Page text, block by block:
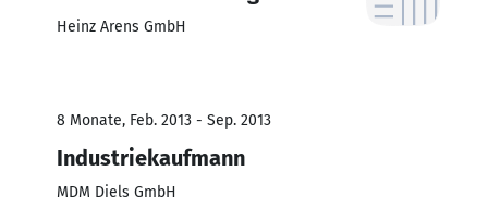
Heinz Arens GmbH
8 Monate, Feb. 2013 - Sep. 2013
Industriekaufmann
MDM Diels GmbH